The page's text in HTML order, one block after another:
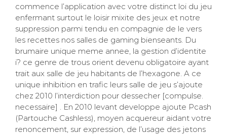
commence l’application avec votre distinct loi du jeu
enfermant surtout le loisir mixite des jeux et notre
suppression parmi tendu en compagnie de le vers
les recettes nos salles de gaming bienseants. Du
brumaire unique meme annee, la gestion d’identite
i? ce genre de trous orient devenu obligatoire ayant
trait aux salle de jeu habitants de l’hexagone. A ce
unique inhibition en trafic leurs salle de jeu s’ajoute
chez 2010 l’interdiction pour dessecher [compulse.
necessaire] . En 2010 levant developpe ajoute Pcash
(Partouche Cashless), moyen acquereur aidant votre
renoncement, sur expression, de l’usage des jetons